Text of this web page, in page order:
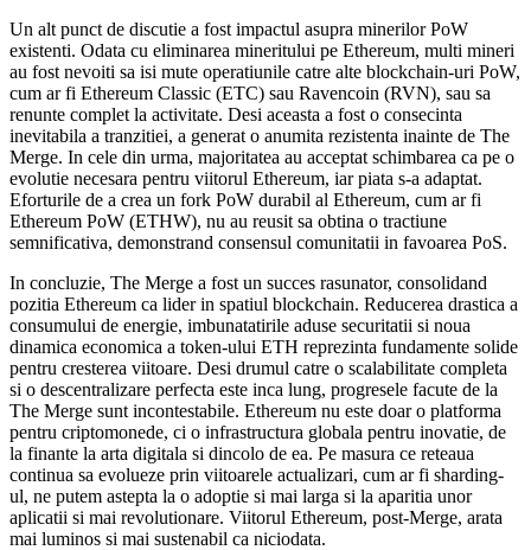
Un alt punct de discutie a fost impactul asupra minerilor PoW
existenti. Odata cu eliminarea mineritului pe Ethereum, multi mineri
au fost nevoiti sa isi mute operatiunile catre alte blockchain-uri PoW,
cum ar fi Ethereum Classic (ETC) sau Ravencoin (RVN), sau sa
renunte complet la activitate. Desi aceasta a fost o consecinta
inevitabila a tranzitiei, a generat o anumita rezistenta inainte de The
Merge. In cele din urma, majoritatea au acceptat schimbarea ca pe o
evolutie necesara pentru viitorul Ethereum, iar piata s-a adaptat.
Eforturile de a crea un fork PoW durabil al Ethereum, cum ar fi
Ethereum PoW (ETHW), nu au reusit sa obtina o tractiune
semnificativa, demonstrand consensul comunitatii in favoarea PoS.
In concluzie, The Merge a fost un succes rasunator, consolidand
pozitia Ethereum ca lider in spatiul blockchain. Reducerea drastica a
consumului de energie, imbunatatirile aduse securitatii si noua
dinamica economica a token-ului ETH reprezinta fundamente solide
pentru cresterea viitoare. Desi drumul catre o scalabilitate completa
si o descentralizare perfecta este inca lung, progresele facute de la
The Merge sunt incontestabile. Ethereum nu este doar o platforma
pentru criptomonede, ci o infrastructura globala pentru inovatie, de
la finante la arta digitala si dincolo de ea. Pe masura ce reteaua
continua sa evolueze prin viitoarele actualizari, cum ar fi sharding-
ul, ne putem astepta la o adoptie si mai larga si la aparitia unor
aplicatii si mai revolutionare. Viitorul Ethereum, post-Merge, arata
mai luminos si mai sustenabil ca niciodata.